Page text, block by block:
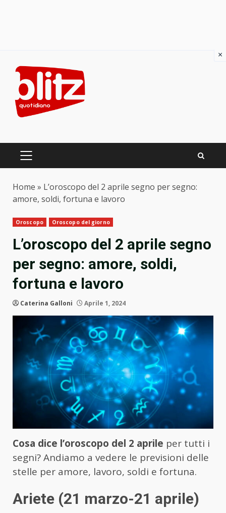
content
PRIMARY
Home » L’oroscopo del 2 aprile segno per segno:
amore, soldi, fortuna e lavoro
Oroscopo Oroscopo del giorno
L’oroscopo del 2 aprile segno
per segno: amore, soldi,
fortuna e lavoro
Caterina Galloni Aprile 1, 2024
Cosa dice l’oroscopo del 2 aprile per tutti i
segni? Andiamo a vedere le previsioni delle
stelle per amore, lavoro, soldi e fortuna.
Ariete (21 marzo-21 aprile)
×